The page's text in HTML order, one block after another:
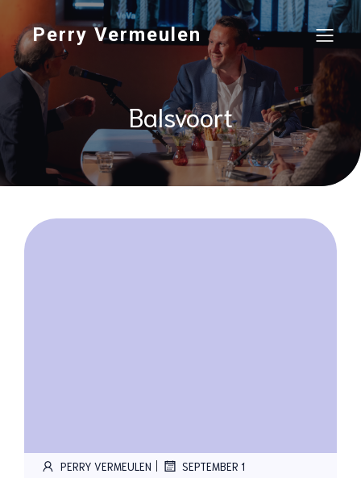
Perry Vermeulen
Balsvoort
PERRY VERMEULEN | SEPTEMBER 1